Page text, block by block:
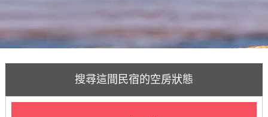
搜尋這間民宿的空房狀態